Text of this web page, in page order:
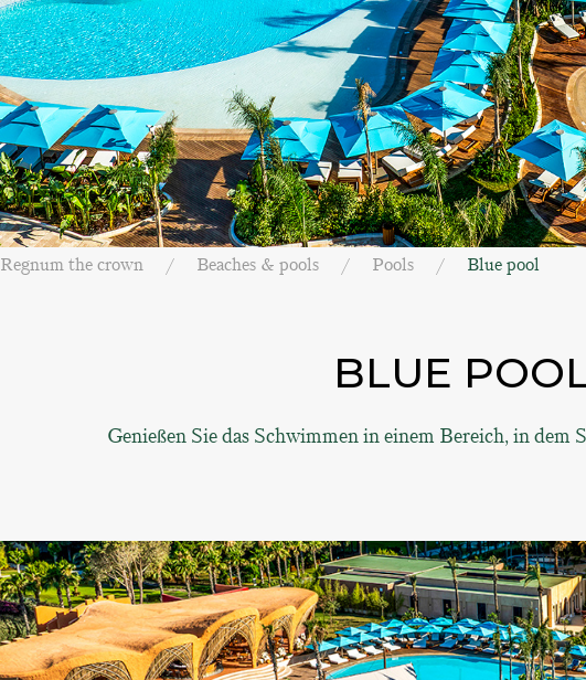
Regnum the crown Beaches & pools Pools Blue pool
BLUE
Genießen Sie das Schwimmen in einem Bereich, in dem